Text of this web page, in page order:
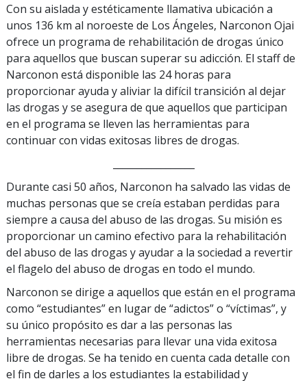
Con su aislada y estéticamente llamativa ubicación a
unos 136 km al noroeste de Los Ángeles, Narconon Ojai
ofrece un programa de rehabilitación de drogas único
para aquellos que buscan superar su adicción. El staff de
Narconon está disponible las 24 horas para
proporcionar ayuda y aliviar la difícil transición al dejar
las drogas y se asegura de que aquellos que participan
en el programa se lleven las herramientas para
continuar con vidas exitosas libres de drogas.
Durante casi 50 años, Narconon ha salvado las vidas de
muchas personas que se creía estaban perdidas para
siempre a causa del abuso de las drogas. Su misión es
proporcionar un camino efectivo para la rehabilitación
del abuso de las drogas y ayudar a la sociedad a revertir
el flagelo del abuso de drogas en todo el mundo.
Narconon se dirige a aquellos que están en el programa
como “estudiantes” en lugar de “adictos” o “víctimas”, y
su único propósito es dar a las personas las
herramientas necesarias para llevar una vida exitosa
libre de drogas. Se ha tenido en cuenta cada detalle con
el fin de darles a los estudiantes la estabilidad y